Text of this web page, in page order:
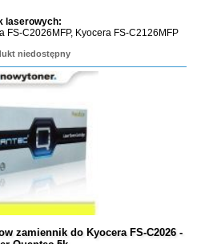
laserowych:
FS-C2026MFP, Kyocera FS-C2126MFP
niedostępny
zamiennik do Kyocera FS-C2026 -